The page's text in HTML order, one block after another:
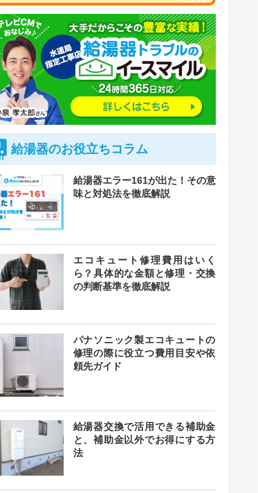
緊急駆けつけ
ー
ムで30分ス
ピード訪
問！！
給湯器のお役立ちコラム
給湯器エラー161が出た！その意
味と対処法を徹底解説
エコキュート修理費用はいく
ら？具体的な金額と修理・交換
の判断基準を徹底解説
パナソニック製エコキュートの
修理の際に役立つ費用目安や依
頼先ガイド
給湯器交換で活用できる補助金
と、補助金以外でお得にする方
法